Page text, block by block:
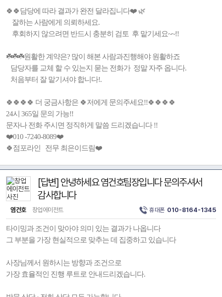
🍀🍀담당에 따라 결과가 완전 달라집니다❤️ 🌿
잘하는 사람에게 의뢰하세요.
후회하지 않으려면 반드시 충분히 검토 후 맡기세요~~!!
☘️☘️☘️원활한 계약은? 많이 해본 사람과진행해야 원활하죠
담당자를 교체 할 수 있는지 묻는 전화가 정말 자주 옵니다.
처음부터 잘 맡기셔야 합니다!.
🍀🍀🍀🍀 더 궁금사항은 🍀저에게 문의주세요!!🍀🍀🍀🍀
24시 365일 문의 가능!!
문자나 전화 주시면 정직하게 말씀 드리겠습니다 !!
❤️010 -7240-8089❤️
🍀점포라인 전무 최은이드림❤️
[답변] 안녕하세요 염건호팀장입니다 문의주셔서
감사합니다
염건호 창업에이전트 휴대폰 010-8164-1345
타이밍과 조건이 맞아야 의미 있는 결과가 나옵니다
그 부분을 가장 현실적으로 맞추는 데 집중하고 있습니다
사장님께서 원하시는 방향과 조건으로
가장 효율적인 진행 루트로 안내드리겠습니다.